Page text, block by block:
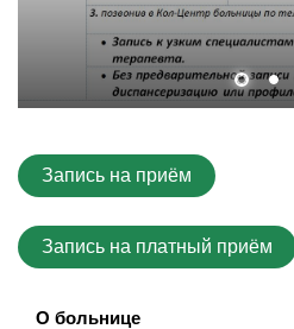
Запись на приём
Запись на платный приём
О больнице